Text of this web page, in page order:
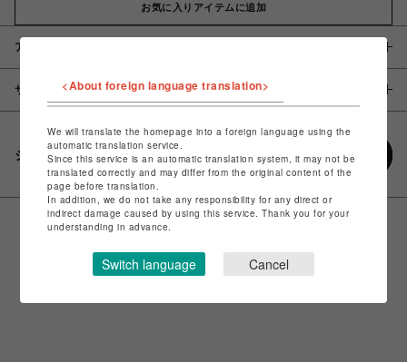
お気に入りアイテムに追加
アイテム説明 / 素材
サイズ
シェアする
<About foreign language translation>
We will translate the homepage into a foreign language using the
automatic translation service.
Since this service is an automatic translation system, it may not be
translated correctly and may differ from the original content of the
page before translation.
In addition, we do not take any responsibility for any direct or
indirect damage caused by using this service. Thank you for your
understanding in advance.
Switch language Cancel